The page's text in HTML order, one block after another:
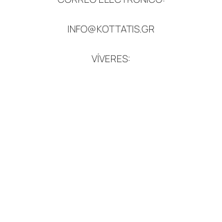
INFO@KOTTATIS.GR
VÍVERES: